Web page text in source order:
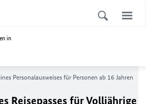
in
Personalausweises für Personen ab 16 Jahren
Reisepasses für Volljährige